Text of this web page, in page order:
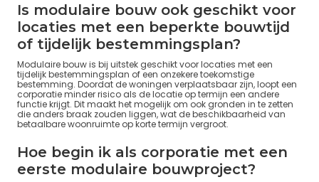
Is modulaire bouw ook geschikt voor
locaties met een beperkte bouwtijd
of tijdelijk bestemmingsplan?
Modulaire bouw is bij uitstek geschikt voor locaties met een
tijdelijk bestemmingsplan of een onzekere toekomstige
bestemming. Doordat de woningen verplaatsbaar zijn, loopt een
corporatie minder risico als de locatie op termijn een andere
functie krijgt. Dit maakt het mogelijk om ook gronden in te zetten
die anders braak zouden liggen, wat de beschikbaarheid van
betaalbare woonruimte op korte termijn vergroot.
Hoe begin ik als corporatie met een
eerste modulaire bouwproject?